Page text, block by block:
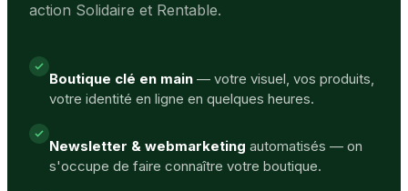
action Solidaire et Rentable.
Boutique clé en main — votre visuel, vos produits,
votre identité en ligne en quelques heures.
Newsletter & webmarketing automatisés — on
s'occupe de faire connaître votre boutique.